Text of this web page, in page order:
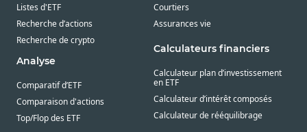
Listes d'ETF
Recherche d’actions
Recherche de crypto
Analyse
Comparatif d’ETF
Comparaison d'actions
Top/Flop des ETF
Courtiers
Assurances vie
Calculateurs financiers
Calculateur plan d’investissement
en ETF
Calculateur d’intérêt composés
Calculateur de rééquilibrage